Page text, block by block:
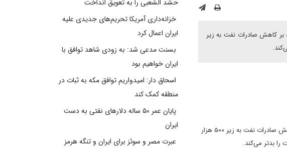
بر کاهش صادرات نفت به زیر
اقتصاد ایران در سال جاری یکی از بدترین شرایط خود را تجربه خواهد کرد. علاوه بر کاهش صادرات نفت به زیر ۵۰۰ هزار
بدتر می‌کند.
حشد الشعبی را به تعویق انداخت
خزانه‌داری آمریکا تحریم‌های جدیدی علیه
ایران اعمال کرد
بسنت مدعی شد: به زودی شاهد توافق با
ایران خواهیم بود
اسحاق دار: امیدواریم توافق مکه به ثبات در
منطقه کمک کند
پایان عمر ۵۰ ساله دلارهای نفتی به دست
ایران
عبرت مصر و سوئز برای ایران و تنگه هرمز